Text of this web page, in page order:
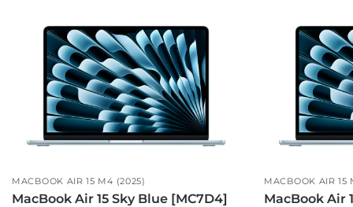
MACBOOK AIR 15 M4 (2025)
MacBook Air 15 Sky Blue [MC7D4]
MACBOOK AIR 15
MacBook Air